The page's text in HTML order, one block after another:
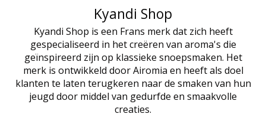
Kyandi Shop
Kyandi Shop is een Frans merk dat zich heeft
gespecialiseerd in het creëren van aroma's die
geïnspireerd zijn op klassieke snoepsmaken. Het
merk is ontwikkeld door Airomia en heeft als doel
klanten te laten terugkeren naar de smaken van hun
jeugd door middel van gedurfde en smaakvolle
creaties.